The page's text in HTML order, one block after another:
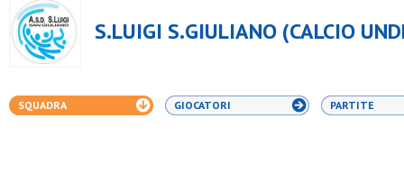
S.LUIGI S.GIULIANO (CALCIO
SQUADRA GIOCATORI PARTITE